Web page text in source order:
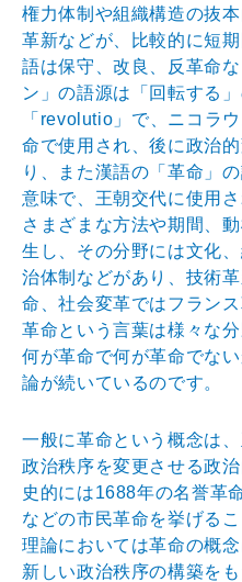
権力体制や組織構造の抜
革新などが 、比較的に短
語は保守、改良
、反革命
ン」の語源は「回転する
「revolutio」で、 ニコラ
命で使用され、後に政治
り、また漢語の「革命」の
意味で、王朝交代に使用さ
さまざまな方法や期間、
生し、その分野には文化、
治体制などがあり、技術
命、社会変革ではフラン
革命という言葉は様々な
何が革命で何が革命でな
論が続いているのです。
一般に革命という概念は
政治秩序を変更させる政
史的には1688年の名誉革
などの市民革命を挙げる
理論においては革命の概
新しい政治秩序の構築を